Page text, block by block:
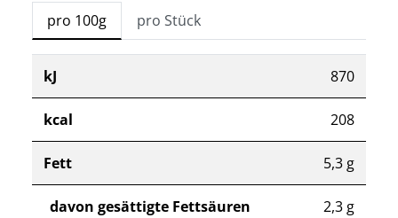
pro 100g pro Stück
kJ 870
kcal 208
Fett 5,3 g
davon gesättigte Fettsäuren 2,3 g